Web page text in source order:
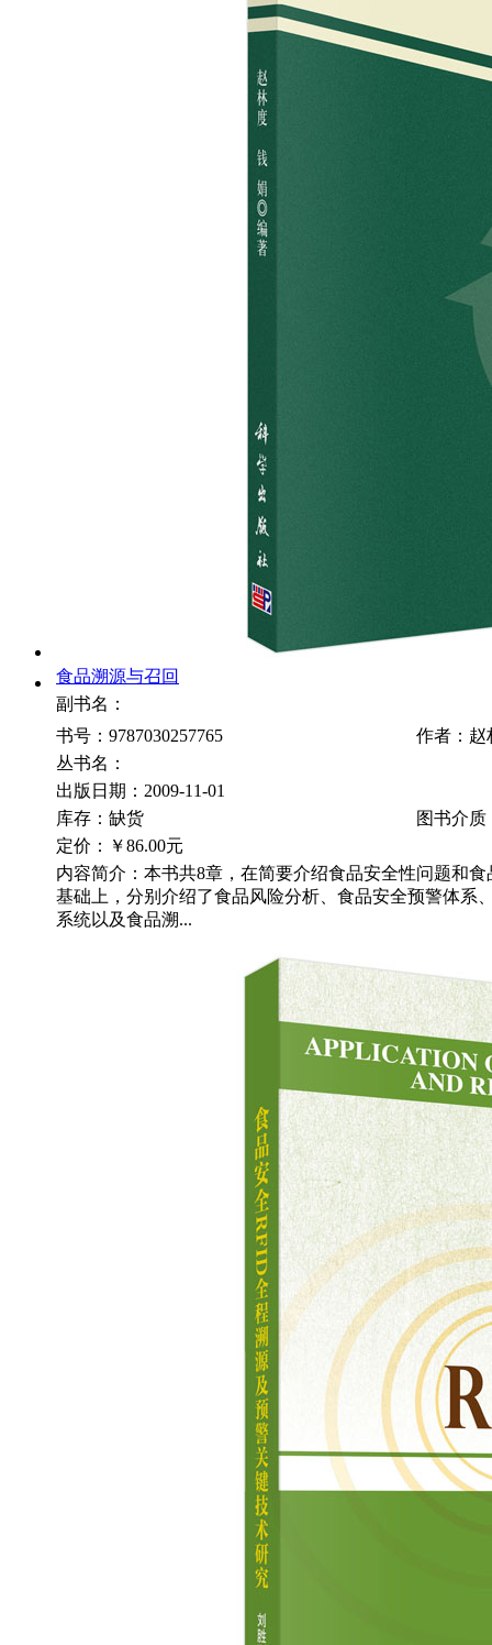
食品溯源与召回
副书名：
书号：9787030257765
作者：赵
丛书名：
出版日期：2009-11-01
库存：缺货
图书介质
定价：
￥86.00元
内容简介：本书共8章，在简要介绍食品安全性问题和
基础上，分别介绍了食品风险分析、食品安全预警体系
系统以及食品溯...